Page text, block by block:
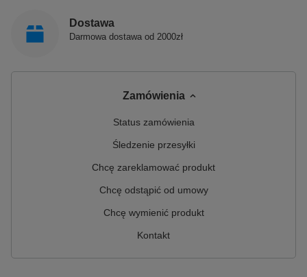
30-letnie doświadczenie z nowoczesnym spojrzeniem
na prowadzenie biznesu. Jest innowacyjnym i
dynamicznie rozwijającym się przedsiębiorstwem,
które zajmuje się produkcją sanitarnych produktów z
Dostawa
Darmowa dostawa od 2000zł
Zamówienia
Status zamówienia
Śledzenie przesyłki
Chcę zareklamować produkt
Chcę odstąpić od umowy
Chcę wymienić produkt
Kontakt